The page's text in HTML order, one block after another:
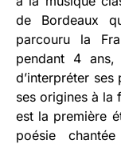
de Bordeaux
parcouru la
pendant 4
d’interpréter
ses origines à la
est la première
poésie